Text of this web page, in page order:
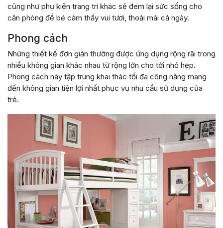
cũng như phụ kiện trang trí khác sẽ đem lại sức sống cho
căn phòng để bé cảm thấy vui tươi, thoải mái cả ngày.
Phong cách
Những thiết kế đơn giản thường được ứng dụng rộng rãi trong
nhiều không gian khác nhau từ rộng lớn cho tới nhỏ hẹp.
Phong cách này tập trung khai thác tối đa công năng mang
đến không gian tiện lợi nhất phục vụ nhu cầu sử dụng của
trẻ.